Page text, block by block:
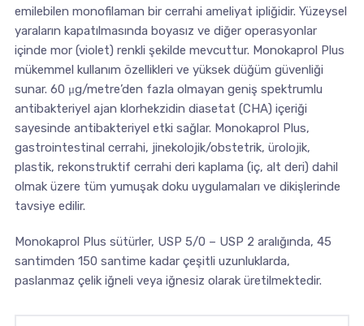
emilebilen monofilaman bir cerrahi ameliyat ipliğidir. Yüzeysel
yaraların kapatılmasında boyasız ve diğer operasyonlar
içinde mor (violet) renkli şekilde mevcuttur. Monokaprol Plus
mükemmel kullanım özellikleri ve yüksek düğüm güvenliği
sunar. 60 μg/metre’den fazla olmayan geniş spektrumlu
antibakteriyel ajan klorhekzidin diasetat (CHA) içeriği
sayesinde antibakteriyel etki sağlar. Monokaprol Plus,
gastrointestinal cerrahi, jinekolojik/obstetrik, ürolojik,
plastik, rekonstruktif cerrahi deri kaplama (iç, alt deri) dahil
olmak üzere tüm yumuşak doku uygulamaları ve dikişlerinde
tavsiye edilir.
Monokaprol Plus sütürler, USP 5/0 – USP 2 aralığında, 45
santimden 150 santime kadar çeşitli uzunluklarda,
paslanmaz çelik iğneli veya iğnesiz olarak üretilmektedir.